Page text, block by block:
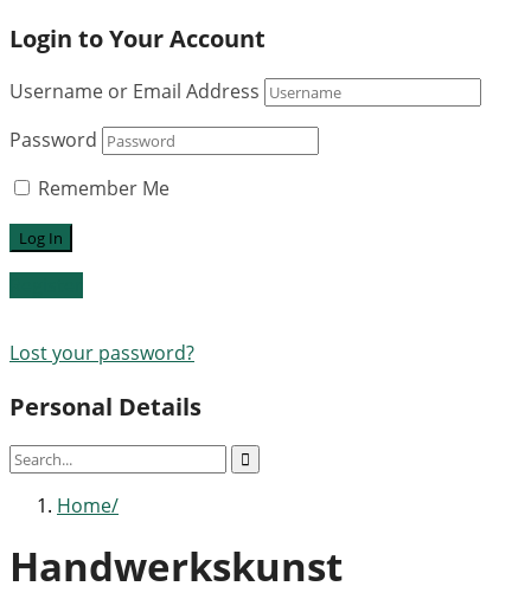
Login to Your Account
Username or Email Address
Password
Remember Me
Lost your password?
Personal Details
Home
Handwerkskunst